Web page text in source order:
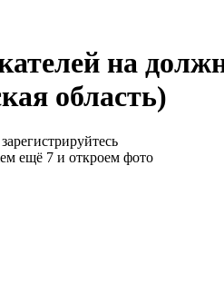
на
область)
ещё 7 и откроем фото